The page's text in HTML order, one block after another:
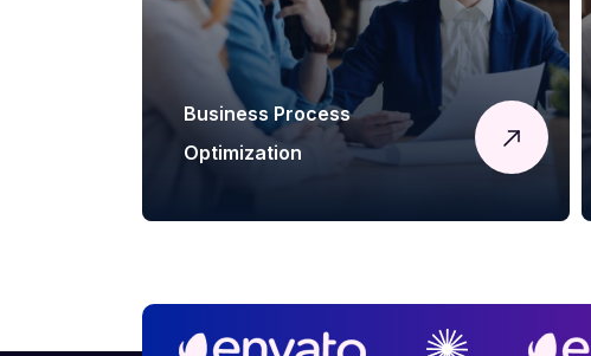
Business Process
Optimization